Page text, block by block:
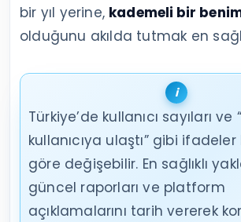
bir yıl yerine, kademeli bir
olduğunu akılda tutmak en
Türkiye’de kullanıcı sayıları ve
kullanıcıya ulaştı” gibi
göre değişebilir. En sağlıklı
güncel raporları ve platform
açıklamalarını tarih vererek